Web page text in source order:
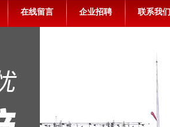
在线留言 企业招聘 联系我们